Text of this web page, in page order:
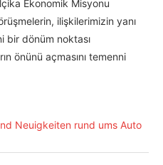
Ekonomik Misyonu
ilişkilerimizin yanı
bir dönüm noktası
önünü açmasını temenni